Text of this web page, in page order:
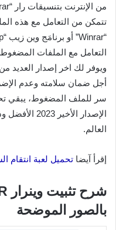
تتمكن من التعامل مع هذه
التعامل مع الملفات
ويوفر لك اخر إصدار العديد
أجل ضمان سلامته وعدم
الإصدار
العالم.
إقرأ آيضا تحميل لعبة انتقام
بالصور الموضحة